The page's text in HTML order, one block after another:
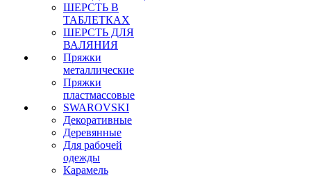
ШЕРСТЬ В
ТАБЛЕТКАХ
ШЕРСТЬ ДЛЯ
ВАЛЯНИЯ
Пряжки
металлические
Пряжки
пластмассовые
SWAROVSKI
Декоративные
Деревянные
Для рабочей
одежды
Карамель